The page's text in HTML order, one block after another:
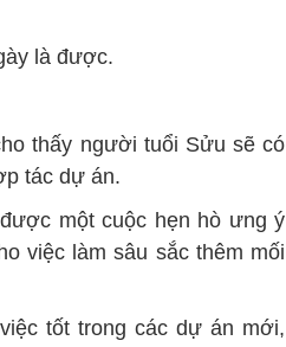
là được.
thấy người tuổi Sửu sẽ có
tác dự án.
một cuộc hẹn hò ưng ý
việc làm sâu sắc thêm mối
tốt trong các dự án mới,